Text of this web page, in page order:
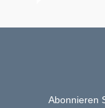
Abonnieren